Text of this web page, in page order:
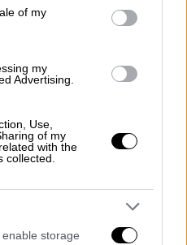
of my
my
Advertising.
Use,
of my
with the
collected.
storage